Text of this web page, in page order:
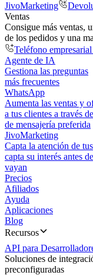
JivoMarketing
Ventas
Consigue más ventas,
de los pedidos y una
Teléfono
Agente de IA
Gestiona las preguntas
más frecuentes
WhatsApp
Aumenta las ventas y
a tus clientes a través
de mensajería preferida
JivoMarketing
Capta la atención de
capta su interés antes
vayan
Precios
Afiliados
Ayuda
Aplicaciones
Blog
Recursos
API para
Soluciones de
preconfiguradas